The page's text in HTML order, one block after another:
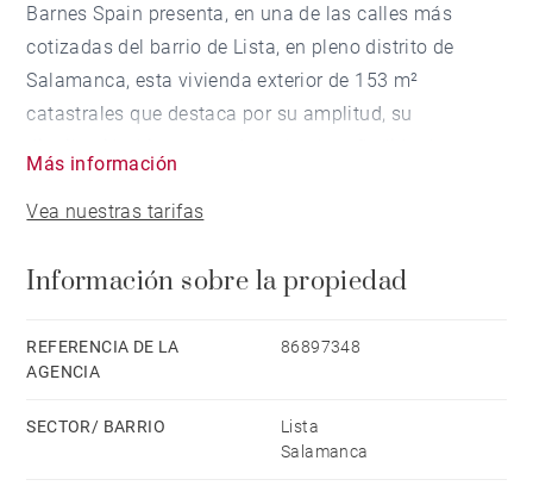
Barnes Spain presenta, en una de las calles más
cotizadas del barrio de Lista, en pleno distrito de
Salamanca, esta vivienda exterior de 153 m²
catastrales que destaca por su amplitud, su
especialmente apreciado en la zona.
Situada en una tercera planta de un edificio de 1977
actualmente, en la fase final de una reforma integral y
se entregará completamente amueblada y con la
Más información
Vea nuestras tarifas
Información sobre la propiedad
REFERENCIA DE LA
AGENCIA
86897348
SECTOR/ BARRIO
Lista
Salamanca